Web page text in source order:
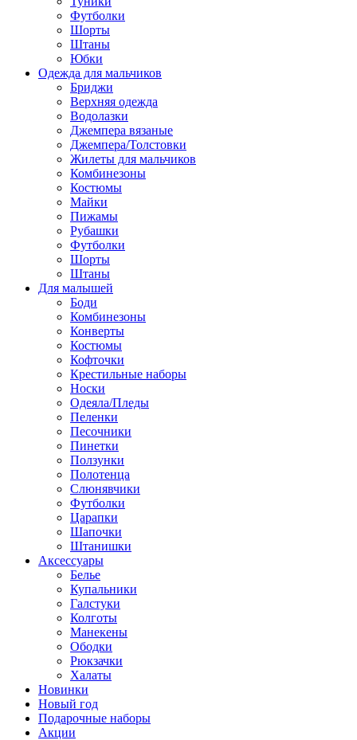
Футболки
Шорты
Штаны
Юбки
Одежда для мальчиков
Бриджи
Верхняя одежда
Водолазки
Джемпера вязаные
Джемпера/Толстовки
Жилеты для мальчиков
Комбинезоны
Костюмы
Майки
Пижамы
Рубашки
Футболки
Шорты
Штаны
Для малышей
Боди
Комбинезоны
Конверты
Костюмы
Кофточки
Крестильные наборы
Носки
Одеяла/Пледы
Пеленки
Песочники
Пинетки
Ползунки
Полотенца
Слюнявчики
Футболки
Царапки
Шапочки
Штанишки
Аксессуары
Белье
Купальники
Галстуки
Колготы
Манекены
Ободки
Рюкзачки
Халаты
Новинки
Новый год
Подарочные наборы
Акции